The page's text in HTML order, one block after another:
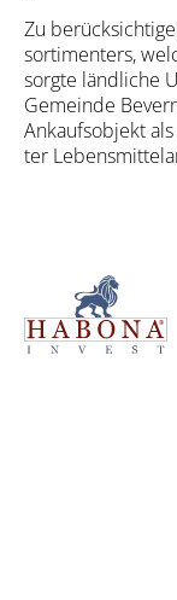
Zu
sor­ti­ment­ers,
sorg­te länd­li­che
Gemein­de
Ankaufs­ob­jekt
ter